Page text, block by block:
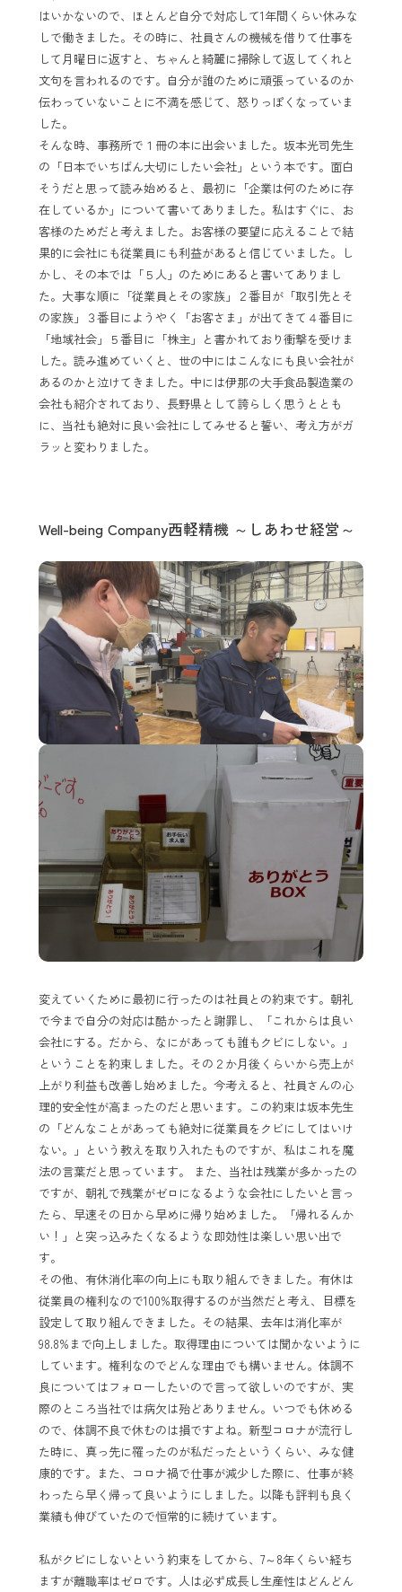
はいかないので、ほとんど自分で対応して1年間くらい休みな
しで働きました。その時に、社員さんの機械を借りて仕事を
して月曜日に返すと、ちゃんと綺麗に掃除して返してくれと
文句を言われるのです。自分が誰のために頑張っているのか
伝わっていないことに不満を感じて、怒りっぽくなっていま
した。
そんな時、事務所で１冊の本に出会いました。坂本光司先生
の「日本でいちばん大切にしたい会社」という本です。面白
そうだと思って読み始めると、最初に「企業は何のために存
在しているか」について書いてありました。私はすぐに、お
客様のためだと考えました。お客様の要望に応えることで結
果的に会社にも従業員にも利益があると信じていました。し
かし、その本では「５人」のためにあると書いてありまし
た。大事な順に「従業員とその家族」２番目が「取引先とそ
の家族」３番目にようやく「お客さま」が出てきて４番目に
「地域社会」５番目に「株主」と書かれており衝撃を受けま
した。読み進めていくと、世の中にはこんなにも良い会社が
あるのかと泣けてきました。中には伊那の大手食品製造業の
会社も紹介されており、長野県として誇らしく思うととも
に、当社も絶対に良い会社にしてみせると誓い、考え方がガ
ラッと変わりました。
Well-being Company西軽精機 ～しあわせ経営～
変えていくために最初に行ったのは社員との約束です。朝礼
で今まで自分の対応は酷かったと謝罪し、「これからは良い
会社にする。だから、なにがあっても誰もクビにしない。」
ということを約束しました。その２か月後くらいから売上が
上がり利益も改善し始めました。今考えると、社員さんの心
理的安全性が高まったのだと思います。この約束は坂本先生
の「どんなことがあっても絶対に従業員をクビにしてはいけ
ない。」という教えを取り入れたものですが、私はこれを魔
法の言葉だと思っています。 また、当社は残業が多かったの
ですが、朝礼で残業がゼロになるような会社にしたいと言っ
たら、早速その日から早めに帰り始めました。「帰れるんか
い！」と突っ込みたくなるような即効性は楽しい思い出で
す。
その他、有休消化率の向上にも取り組んできました。有休は
従業員の権利なので100%取得するのが当然だと考え、目標を
設定して取り組んできました。その結果、去年は消化率が
98.8%まで向上しました。取得理由については聞かないように
しています。権利なのでどんな理由でも構いません。体調不
良についてはフォローしたいので言って欲しいのですが、実
際のところ当社では病欠は殆どありません。いつでも休める
ので、体調不良で休むのは損ですよね。新型コロナが流行し
た時に、真っ先に罹ったのが私だったというくらい、みな健
康的です。また、コロナ禍で仕事が減少した際に、仕事が終
わったら早く帰って良いようにしました。以降も評判も良く
業績も伸びていたので恒常的に続けています。
私がクビにしないという約束をしてから、7～8年くらい経ち
ますが離職率はゼロです。人は必ず成長し生産性はどんどん